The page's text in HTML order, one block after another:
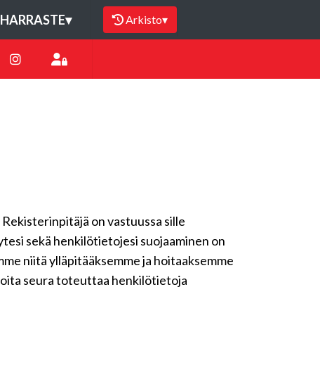
HARRASTE▾ Arkisto▾
on vastuussa sille
sekä henkilötietojesi suojaaminen on
niitä ylläpitääksemme ja hoitaaksemme
seura toteuttaa henkilötietoja